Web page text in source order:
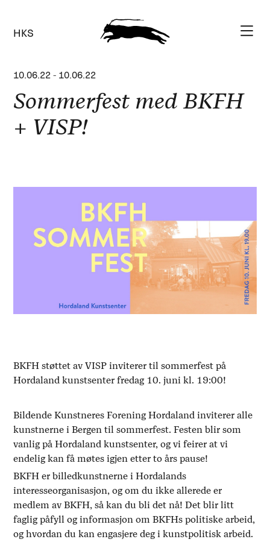
HKS
10.06.22 - 10.06.22
Sommerfest med BKFH
+ VISP!
BKFH støttet av VISP inviterer til sommerfest på
Hordaland kunstsenter fredag 10. juni kl. 19:00!
Bildende Kunstneres Forening Hordaland inviterer alle
kunstnerne i Bergen til sommerfest. Festen blir som
vanlig på Hordaland kunstsenter, og vi feirer at vi
endelig kan få møtes igjen etter to års pause!
BKFH er billedkunstnerne i Hordalands
interesseorganisasjon, og om du ikke allerede er
medlem av BKFH, så kan du bli det nå! Det blir litt
faglig påfyll og informasjon om BKFHs politiske arbeid,
og hvordan du kan engasjere deg i kunstpolitisk arbeid.